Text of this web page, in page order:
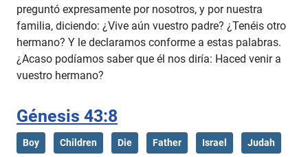
preguntó expresamente por nosotros, y por nuestra
familia, diciendo: ¿Vive aún vuestro padre? ¿Tenéis otro
hermano? Y le declaramos conforme a estas palabras.
¿Acaso podíamos saber que él nos diría: Haced venir a
vuestro hermano?
Génesis 43:8
Boy Children Die Father Israel Judah